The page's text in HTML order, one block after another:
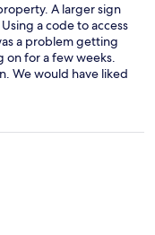
A larger sign
a code to access
a problem getting
on for a few weeks.
We would have liked
to as a “spa.” Our
night a live
up and down.
leaves at